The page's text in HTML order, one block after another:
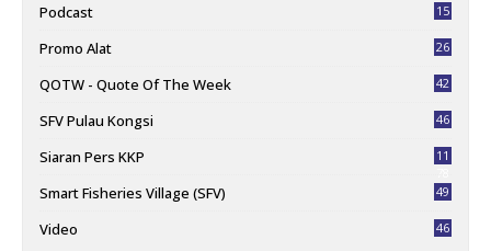
Podcast 15
Promo Alat 26
QOTW - Quote Of The Week 42
SFV Pulau Kongsi 46
Siaran Pers KKP
11
Smart Fisheries Village (SFV) 49
Video 46